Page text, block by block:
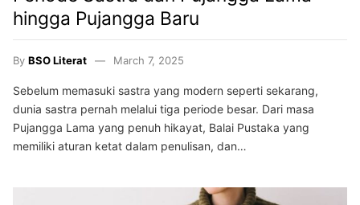
hingga Pujangga Baru
By BSO Literat March 7, 2025
Sebelum memasuki sastra yang modern seperti sekarang,
dunia sastra pernah melalui tiga periode besar. Dari masa
Pujangga Lama yang penuh hikayat, Balai Pustaka yang
memiliki aturan ketat dalam penulisan, dan…